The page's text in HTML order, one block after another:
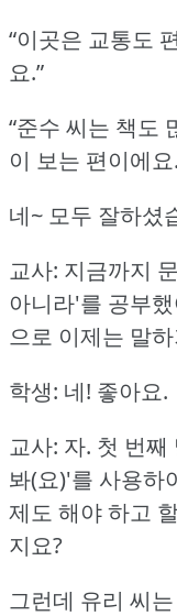
“이곳은 교통도
요.”
“준수 씨는 책도
이 보는 편이에요
네~ 모두 잘하셨
교사: 지금까지
아니라'를 공부
으로 이제는 말
학생: 네! 좋아요.
교사: 자. 첫 번째
봐(요)'를 사용하
제도 해야 하고
지요?
그런데 유리 씨